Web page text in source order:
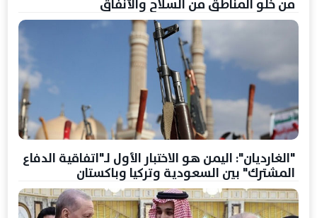
من خلو المناطق من السلاح والأنفاق
"الغارديان": اليمن هو الاختبار الأول لـ"اتفاقية الدفاع
المشترك" بين السعودية وتركيا وباكستان